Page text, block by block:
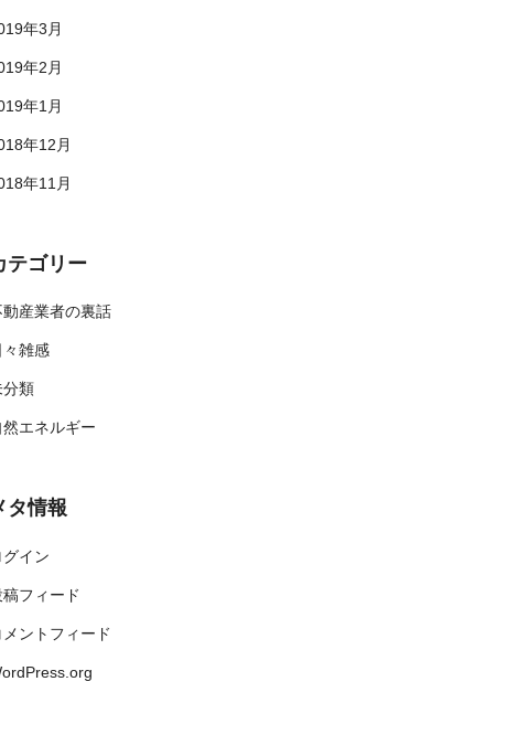
年3月
年2月
年1月
年12月
年11月
テゴリー
動産業者の裏話
々雑感
分類
然エネルギー
タ情報
グイン
稿フィード
メントフィード